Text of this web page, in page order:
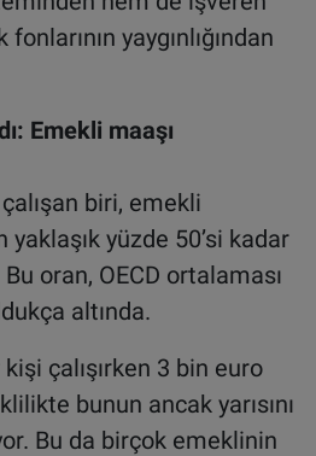
yaygınlığından
Emekli maaşı
biri, emekli
yaklaşık yüzde 50’si kadar
oran, OECD ortalaması
altında.
çalışırken 3 bin euro
bunun ancak yarısını
Bu da birçok emeklinin